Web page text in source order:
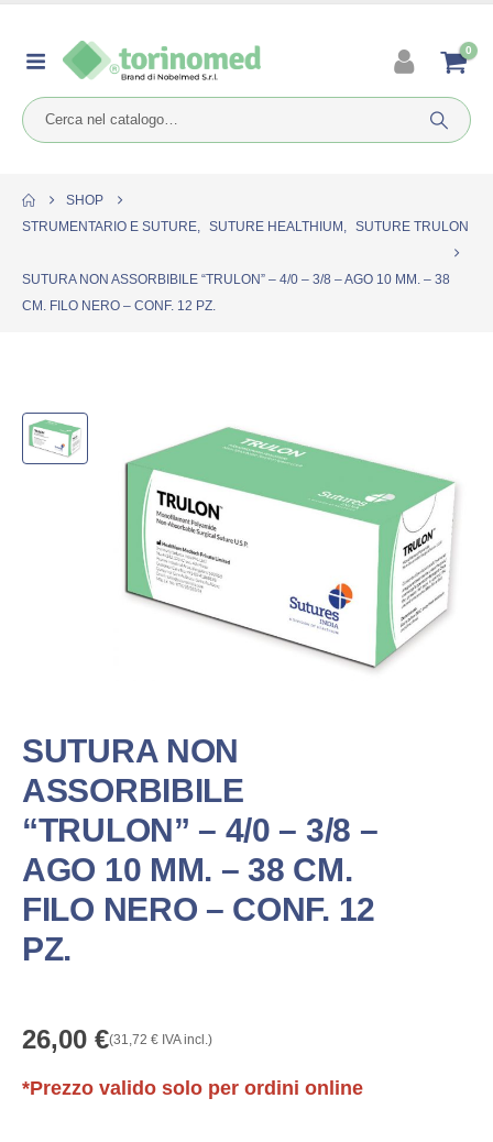
0
SHOP
STRUMENTARIO E SUTURE, SUTURE HEALTHIUM , SUTURE TRULON
SUTURA NON ASSORBIBILE “TRULON” – 4/0 – 3/8 – AGO 10 MM. – 38
CM. FILO NERO – CONF. 12 PZ.
SUTURA NON
ASSORBIBILE
“TRULON” – 4/0 – 3/8 –
AGO 10 MM. – 38 CM.
FILO NERO – CONF. 12
PZ.
26,00 €(31,72 € IVA incl.)
*Prezzo valido solo per ordini online